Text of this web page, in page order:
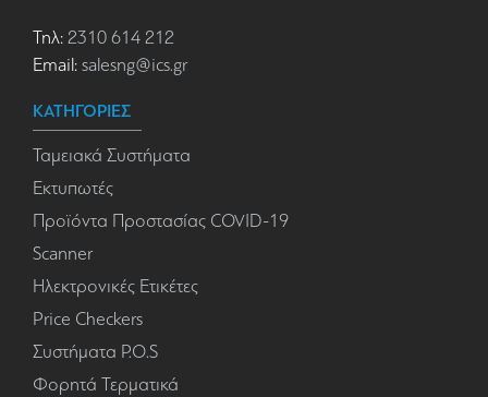
Τηλ: 2310 614 212
Email: salesng@ics.gr
ΚΑΤΗΓΟΡΙΕΣ
Ταμειακά Συστήματα
Εκτυπωτές
Προϊόντα Προστασίας COVID-19
Scanner
Ηλεκτρονικές Ετικέτες
Price Checkers
Συστήματα P.O.S
Φορητά Τερματικά